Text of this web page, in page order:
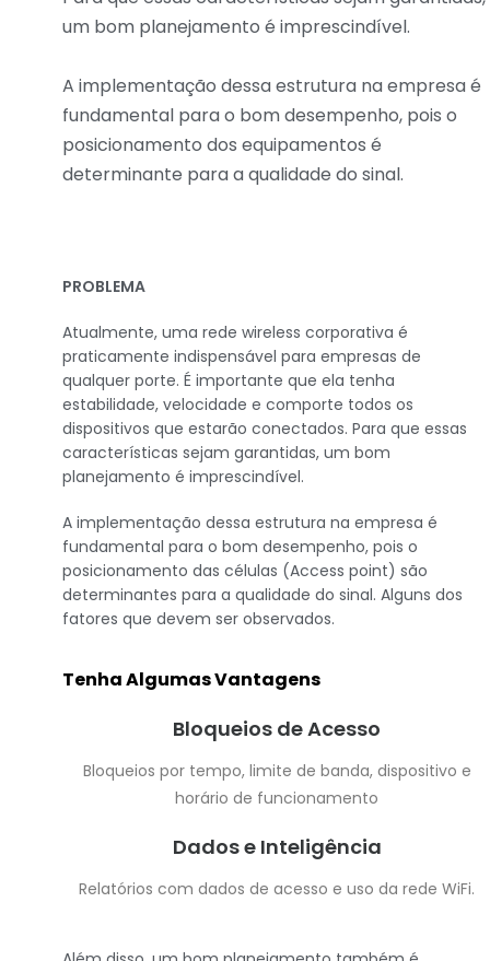
um bom planejamento é imprescindível.
A implementação dessa estrutura na empresa é
fundamental para o bom desempenho, pois o
posicionamento dos equipamentos é
determinante para a qualidade do sinal.
PROBLEMA
Atualmente, uma rede wireless corporativa é
praticamente indispensável para empresas de
qualquer porte. É importante que ela tenha
estabilidade, velocidade e comporte todos os
dispositivos que estarão conectados. Para que essas
características sejam garantidas, um bom
planejamento é imprescindível.
A implementação dessa estrutura na empresa é
fundamental para o bom desempenho, pois o
posicionamento das células (Access point) são
determinantes para a qualidade do sinal. Alguns dos
fatores que devem ser observados.
Tenha Algumas Vantagens
Bloqueios de Acesso
Bloqueios por tempo, limite de banda, dispositivo e
horário de funcionamento
Dados e Inteligência
Relatórios com dados de acesso e uso da rede WiFi.